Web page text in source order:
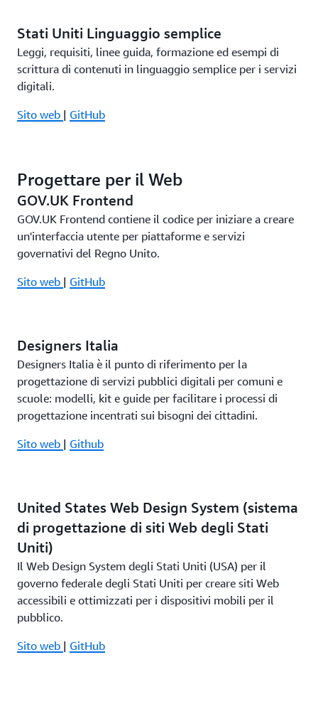
Stati Uniti Linguaggio semplice
Leggi, requisiti, linee guida, formazione ed esempi di
scrittura di contenuti in linguaggio semplice per i servizi
digitali.
Sito web | GitHub
Progettare per il Web
GOV.UK Frontend
GOV.UK Frontend contiene il codice per iniziare a creare
un'interfaccia utente per piattaforme e servizi
governativi del Regno Unito.
Sito web | GitHub
Designers Italia
Designers Italia è il punto di riferimento per la
progettazione di servizi pubblici digitali per comuni e
scuole: modelli, kit e guide per facilitare i processi di
progettazione incentrati sui bisogni dei cittadini.
Sito web | Github
United States Web Design System (sistema
di progettazione di siti Web degli Stati
Uniti)
Il Web Design System degli Stati Uniti (USA) per il
governo federale degli Stati Uniti per creare siti Web
accessibili e ottimizzati per i dispositivi mobili per il
pubblico.
Sito web | GitHub